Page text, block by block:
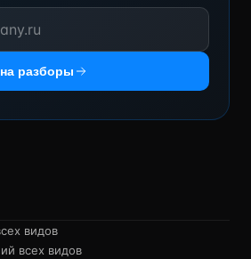
разборы
видов
всех видов